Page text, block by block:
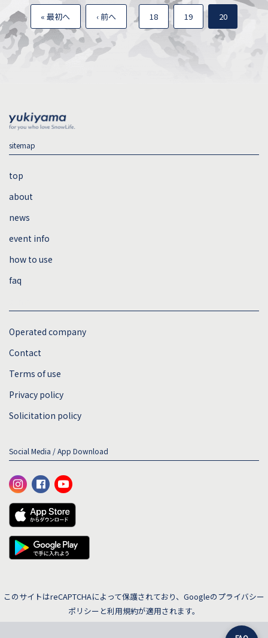
« 最初へ ‹ 前へ 18 19 20
sitemap
top
about
news
event info
how to use
faq
Operated company
Contact
Terms of use
Privacy policy
Solicitation policy
Social Media / App Download
このサイトはreCAPTCHAによって保護されており、Googleの プライバシー
ポリシー と利用規約が適用されます。